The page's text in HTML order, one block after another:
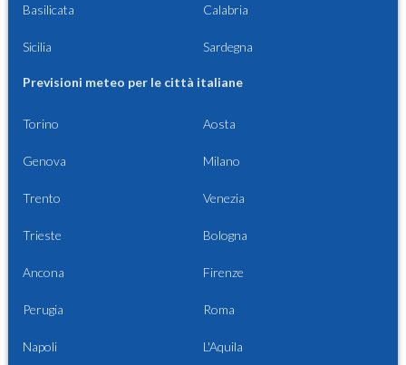
Basilicata Calabria
Sicilia Sardegna
Previsioni meteo per le città italiane
Torino Aosta
Genova Milano
Trento Venezia
Trieste Bologna
Ancona Firenze
Perugia Roma
Napoli L'Aquila